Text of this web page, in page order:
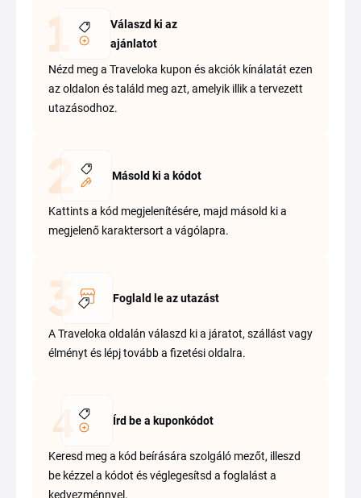
Válaszd ki az
ajánlatot
Nézd meg a Traveloka kupon és akciók kínálatát ezen
az oldalon és találd meg azt, amelyik illik a tervezett
utazásodhoz.
Másold ki a kódot
Kattints a kód megjelenítésére, majd másold ki a
megjelenő karaktersort a vágólapra.
Foglald le az utazást
A Traveloka oldalán válaszd ki a járatot, szállást vagy
élményt és lépj tovább a fizetési oldalra.
Írd be a kuponkódot
Keresd meg a kód beírására szolgáló mezőt, illeszd
be kézzel a kódot és véglegesítsd a foglalást a
kedvezménnyel.